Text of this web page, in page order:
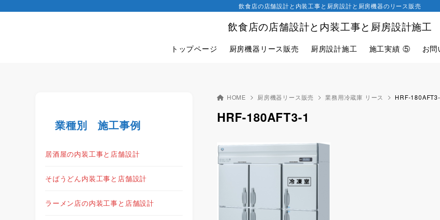
飲食店の店舗設計と内装工事と厨房設計施工
飲食店の店舗設計と内装工事と厨房設計と厨房機器のリース販売
トップページ 厨房機器リース販売 厨房設計施工 施工実績 ⑤ お問
HOME 厨房機器リース販売 業務用冷蔵庫 リース HRF-
HRF-180AFT3-1
業種別 施工事例
居酒屋の内装工事と店舗設計
そばうどん内装工事と店舗設計
ラーメン店の内装工事と店舗設計